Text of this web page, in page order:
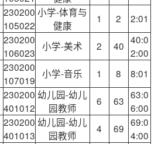
230200
105022
小学-体育与
健康
1 2 2:01
230200
106023
小学-美术 2 40 40:0
2:00
230200
107019
小学-音乐 1 8
8:01
230200
401012
幼儿园-幼儿
园教师
6 63 63:0
6:00
230200
401013
幼儿园-幼儿
园教师
4 69 69:0
4:00